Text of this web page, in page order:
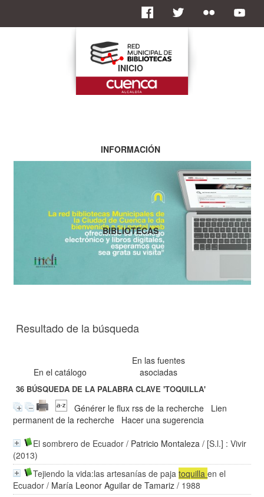
Resultado de la búsqueda
En el catálogo
En las fuentes
asociadas
36 BÚSQUEDA DE LA PALABRA CLAVE'TOQUILLA'
Générer le flux rss de la recherche
Lien
permanent de la recherche
Hacer una sugerencia
El sombrero de Ecuador / Patricio Montaleza / [S.l.] : Vivir
(2013)
Tejiendo la vida:las artesanías de pajatoquillaen el
Ecuador / María Leonor Aguilar de Tamariz / 1988
INICIO
INFORMACIÓN
BIBLIOTECAS